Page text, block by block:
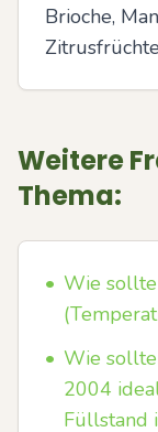
Brioche,
Weitere
Thema:
• Wie
• Wie
2004
Füllstand